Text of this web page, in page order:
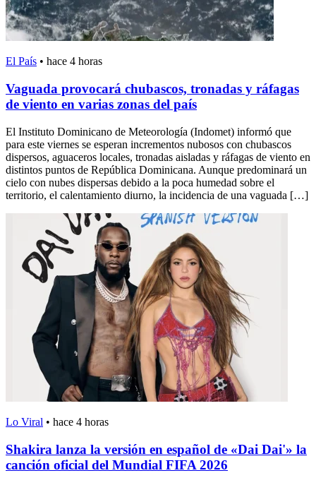
El País • hace 4 horas
Vaguada provocará chubascos, tronadas y ráfagas
de viento en varias zonas del país
El Instituto Dominicano de Meteorología (Indomet) informó que
para este viernes se esperan incrementos nubosos con chubascos
dispersos, aguaceros locales, tronadas aisladas y ráfagas de viento en
distintos puntos de República Dominicana. Aunque predominará un
cielo con nubes dispersas debido a la poca humedad sobre el
territorio, el calentamiento diurno, la incidencia de una vaguada […]
Lo Viral • hace 4 horas
Shakira lanza la versión en español de «Dai Dai'» la
canción oficial del Mundial FIFA 2026